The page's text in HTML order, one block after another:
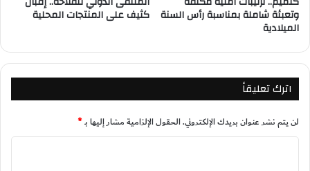
وتعبئة شاملة بمناسبة رأس السنة
الميلادية
كثيف على المنتجات المحلية
اترك تعليقاً
لن يتم نشر عنوان بريدك الإلكتروني.الحقول الإلزامية مشار إليها بـ*